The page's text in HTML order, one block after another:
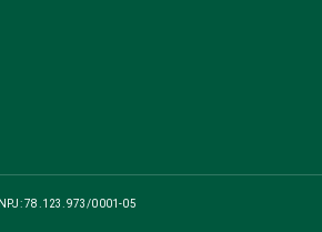
78.123.973/0001-05